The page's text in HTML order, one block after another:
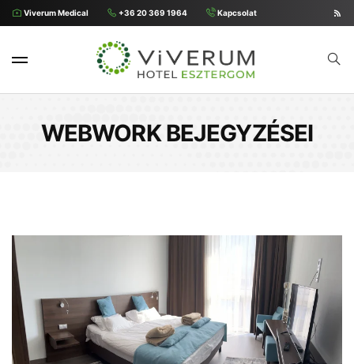
Viverum Medical +36 20 369 1964 Kapcsolat
WEBWORK BEJEGYZÉSEI